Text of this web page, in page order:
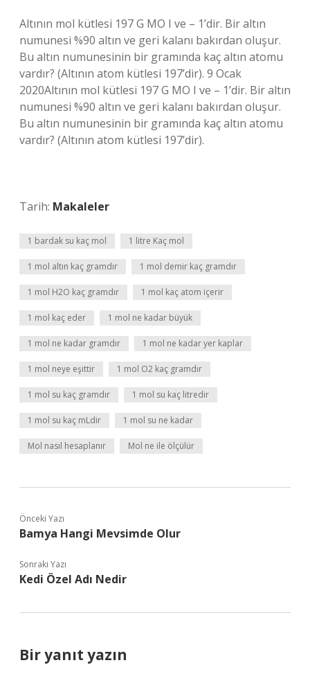
Altının mol kütlesi 197 G MO I ve – 1’dir. Bir altın
numunesi %90 altın ve geri kalanı bakırdan oluşur.
Bu altın numunesinin bir gramında kaç altın atomu
vardır? (Altının atom kütlesi 197’dir). 9 Ocak
2020Altının mol kütlesi 197 G MO I ve – 1’dir. Bir altın
numunesi %90 altın ve geri kalanı bakırdan oluşur.
Bu altın numunesinin bir gramında kaç altın atomu
vardır? (Altının atom kütlesi 197’dir).
Tarih: Makaleler
1 bardak su kaç mol 1 litre Kaç mol
1 mol altın kaç gramdır 1 mol demir kaç gramdır
1 mol H2O kaç gramdır 1 mol kaç atom içerir
1 mol kaç eder 1 mol ne kadar büyük
1 mol ne kadar gramdır 1 mol ne kadar yer kaplar
1 mol neye eşittir 1 mol O2 kaç gramdır
1 mol su kaç gramdır 1 mol su kaç litredir
1 mol su kaç mLdir 1 mol su ne kadar
Mol nasıl hesaplanır Mol ne ile ölçülür
Önceki Yazı
Bamya Hangi Mevsimde Olur
Sonraki Yazı
Kedi Özel Adı Nedir
Bir yanıt yazın